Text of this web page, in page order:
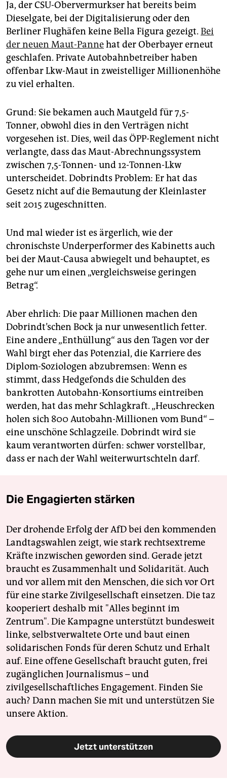
Ja, der CSU-Obervermurkser hat bereits beim
Dieselgate, bei der Digitalisierung oder den
Berliner Flughäfen keine Bella Figura gezeigt. Bei
der neuen Maut-Pannehat der Oberbayer erneut
geschlafen. Private Autobahnbetreiber haben
offenbar Lkw-Maut in zweistelliger Millionenhöhe
zu viel erhalten.
Grund: Sie bekamen auch Mautgeld für 7,5-
Tonner, obwohl dies in den Verträgen nicht
vorgesehen ist. Dies, weil das ÖPP-Reglement nicht
verlangte, dass das Maut-Abrechnungssystem
zwischen 7,5-Tonnen- und 12-Tonnen-Lkw
unterscheidet. Dobrindts Problem: Er hat das
Gesetz nicht auf die Bemautung der Kleinlaster
seit 2015 zugeschnitten.
Und mal wieder ist es ärgerlich, wie der
chronischste Underperformer des Kabinetts auch
bei der Maut-Causa abwiegelt und behauptet, es
gehe nur um einen „vergleichsweise geringen
Betrag“.
Aber ehrlich: Die paar Millionen machen den
Dobrindt’schen Bock ja nur unwesentlich fetter.
Eine andere „Enthüllung“ aus den Tagen vor der
Wahl birgt eher das Potenzial, die Karriere des
Diplom-Soziologen abzubremsen: Wenn es
stimmt, dass Hedgefonds die Schulden des
bankrotten Autobahn-Konsortiums eintreiben
werden, hat das mehr Schlagkraft. „Heuschrecken
holen sich 800 Autobahn-Millionen vom Bund“ –
eine unschöne Schlagzeile. Dobrindt wird sie
kaum verantworten dürfen: schwer vorstellbar,
dass er nach der Wahl weiterwurtschteln darf.
Die Engagierten stärken
Der drohende Erfolg der AfD bei den kommenden
Landtagswahlen zeigt, wie stark rechtsextreme
Kräfte inzwischen geworden sind. Gerade jetzt
braucht es Zusammenhalt und Solidarität. Auch
und vor allem mit den Menschen, die sich vor Ort
für eine starke Zivilgesellschaft einsetzen. Die taz
kooperiert deshalb mit "Alles beginnt im
Zentrum". Die Kampagne unterstützt bundesweit
linke, selbstverwaltete Orte und baut einen
solidarischen Fonds für deren Schutz und Erhalt
auf. Eine offene Gesellschaft braucht guten, frei
zugänglichen Journalismus – und
zivilgesellschaftliches Engagement. Finden Sie
auch? Dann machen Sie mit und unterstützen Sie
unsere Aktion.
Jetzt unterstützen